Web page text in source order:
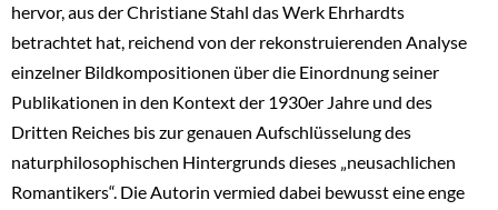
hervor, aus der Christiane Stahl das Werk Ehrhardts
betrachtet hat, reichend von der rekonstruierenden Analyse
einzelner Bildkompositionen über die Einordnung seiner
Publikationen in den Kontext der 1930er Jahre und des
Dritten Reiches bis zur genauen Aufschlüsselung des
naturphilosophischen Hintergrunds dieses „neusachlichen
Romantikers“. Die Autorin vermied dabei bewusst eine enge